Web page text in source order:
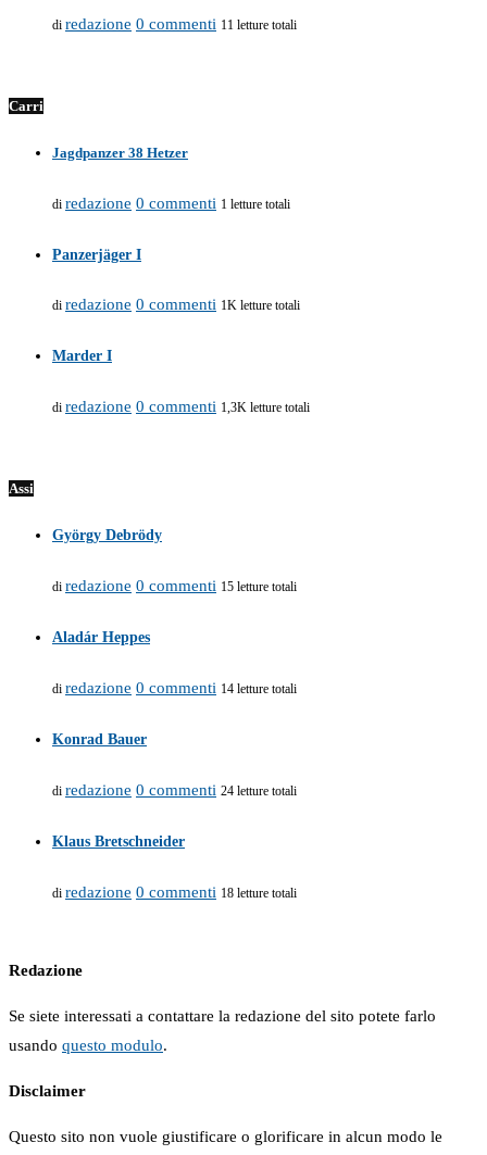
di redazione 0 commenti 11 letture totali
Carri
Jagdpanzer 38 Hetzer
di redazione 0 commenti 1 letture totali
Panzerjäger I
di redazione 0 commenti 1K letture totali
Marder I
di redazione 0 commenti 1,3K letture totali
Assi
György Debrödy
di redazione 0 commenti 15 letture totali
Aladár Heppes
di redazione 0 commenti 14 letture totali
Konrad Bauer
di redazione 0 commenti 24 letture totali
Klaus Bretschneider
di redazione 0 commenti 18 letture totali
Redazione
Se siete interessati a contattare la redazione del sito potete farlo
usando questo modulo.
Disclaimer
Questo sito non vuole giustificare o glorificare in alcun modo le